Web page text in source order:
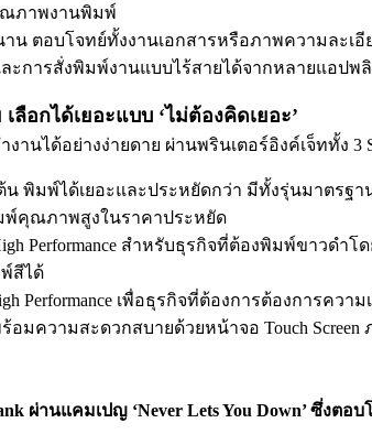
ณภาพงานพิมพ์
ตอบโจทย์ทั้งงานเอกสารหรือภาพความละเอี
ะการสั่งพิมพ์งานแบบไร้สายได้จากหลายแอปพ
ลือกได้เยอะแบบ ‘ไม่ต้องคิดเยอะ’
ได้อย่างง่ายดาย ผ่านพรินเตอร์อิงค์เจ็ททั้ง 3
น พิมพ์ได้เยอะและประหยัดกว่า มีทั้งรุ่นมาตรฐา
พ์คุณภาพสูงในราคาประหยัด
Performance สำหรับธุรกิจที่ต้องพิมพ์ขาว
สีได้
Performance เพื่อธุรกิจที่ต้องการต้องการ
อมความสะดวกสบายด้วยหน้าจอ Touch
ผ่านแคมเปญ ‘Never Lets You Down’ ซึ่งต